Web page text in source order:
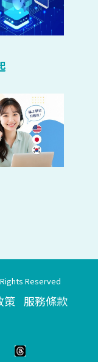
Reserved
策 服務條款